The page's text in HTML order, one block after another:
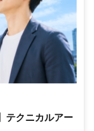
テクニカルアー